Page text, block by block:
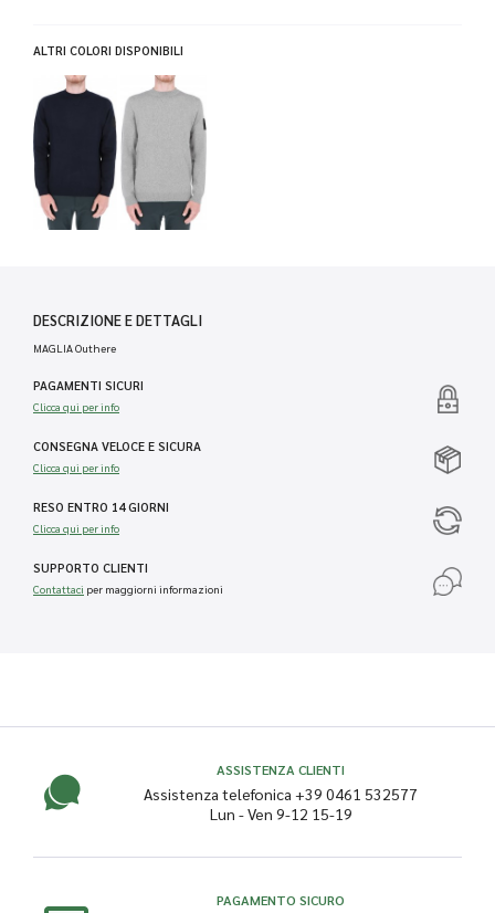
ALTRI COLORI DISPONIBILI
DESCRIZIONE E DETTAGLI
MAGLIA Outhere
PAGAMENTI SICURI
Clicca qui per info
CONSEGNA VELOCE E SICURA
Clicca qui per info
RESO ENTRO 14 GIORNI
Clicca qui per info
SUPPORTO CLIENTI
Contattaci per maggiorni informazioni
ASSISTENZA CLIENTI
Assistenza telefonica +39 0461 532577
Lun - Ven 9-12 15-19
PAGAMENTO SICURO